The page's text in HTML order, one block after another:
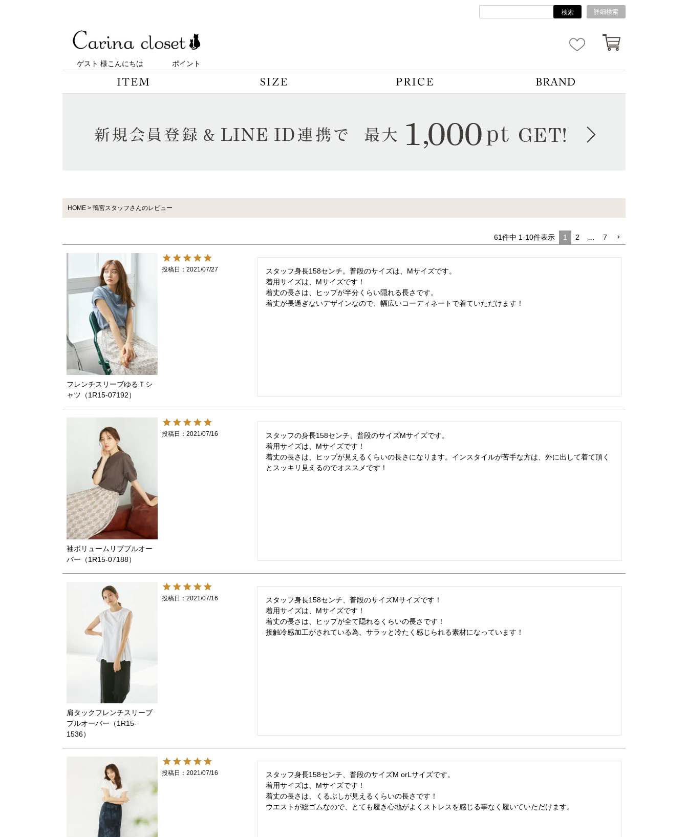
検索 詳細検索
ゲスト 様こんにちは ポイント
HOME 鴨宮スタッフさんのレビュー
61件中 1-10件表示 1 2 7
フレンチスリーブゆるＴシ
ャツ（1R15-07192）
投稿日 2021/07/27
スタッフ身長158センチ。普段のサイズは、Mサイズです。
着用サイズは、Mサイズです！
着丈の長さは、ヒップが半分くらい隠れる長さです。
着丈が長過ぎないデザインなので、幅広いコーディネートで着ていただけます！
袖ボリュームリブプルオー
バー（1R15-07188）
投稿日 2021/07/16
スタッフの身長158センチ、普段のサイズMサイズです。
着用サイズは、Mサイズです！
着丈の長さは、ヒップが見えるくらいの長さになります。インスタイルが苦手な方は、外に出して着て頂く
肩タックフレンチスリーブ
プルオーバー（1R15-
1536）
投稿日 2021/07/16
スタッフ身長158センチ、普段のサイズMサイズです！
着用サイズは、Mサイズです！
着丈の長さは、ヒップが全て隠れるくらいの長さです！
接触冷感加工がされている為、サラッと冷たく感じられる素材になっています！
投稿日 2021/07/16
スタッフ身長158センチ、普段のサイズM orLサイズです。
着用サイズは、Mサイズです！
着丈の長さは、くるぶしが見えるくらいの長さです！
ウエストが総ゴムなので、とても履き心地がよくストレスを感じる事なく履いていただけます。